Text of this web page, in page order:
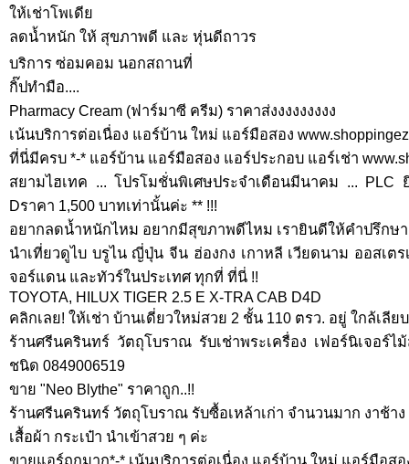
ให้เช่าโพเดีย
ลดน้ำหนัก ให้ สุขภาพดี และ หุ่นดีถาวร
บริการ ซ่อมคอม นอกสถานที่
กิ๊ปทำมือ....
Pharmacy Cream (ฟาร์มาซี ครีม) ราคาส่งงงงงงงงง
เน้นบริการต่อเนื่อง แอร์บ้าน ใหม่ แอร์มือสอง
ที่นี่มีครบ *-* แอร์บ้าน แอร์มือสอง แอร์ประกอบ แอร์เช่า
สยามไฮเทค ... โปรโมชั่นพิเศษประจำเดือนมีนาคม ... PLC
Dราคา 1,500 บาทเท่านั้นค่ะ ** !!!
อยากลดน้ำหนักไหม อยากมีสุขภาพดีไหม เรายินดีให้คำปรึกษา
นำเที่ยวดูไบ บรูไน ญี่ปุ่น จีน ฮ่องกง เกาหลี เวียดนาม ออสเต
จอร์แดน และทัวร์ในประเทศ ทุกที่ ที่นี่ !!
TOYOTA, HILUX TIGER 2.5 E X-TRA CAB D4D
คลิกเลย! ให้เช่า บ้านเดี่ยวใหม่สวย 2 ชั้น 110 ตรว. อยู่ ใกล้เลี
ร้านศรีนครินทร์ วัตถุโบราณ รับเช่าพระเครื่อง เฟอร์นิเจอร์ไ
ชนิด 0849006519
ขาย "Neo Blythe" ราคาถูก..!!
ร้านศรีนครินทร์ วัตถุโบราณ รับซื้อเหล้าเก่า จำนวนมาก งาช้า
เสื้อผ้า กระเป๋า นำเข้าสวย ๆ ค่ะ
ขายแอร์ถูกมาก*-* เน้นบริการต่อเนื่อง แอร์บ้าน ใหม่ แอร์มือสอ